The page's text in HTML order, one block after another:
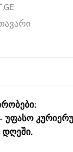
უფასო
დღეში.